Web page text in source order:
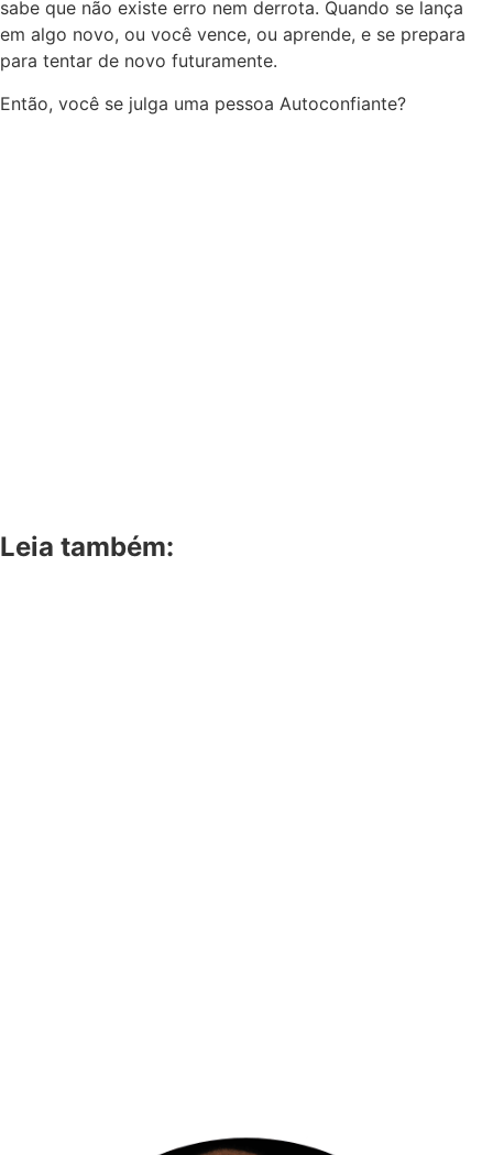
sabe que não existe erro nem derrota. Quando se lança
em algo novo, ou você vence, ou aprende, e se prepara
para tentar de novo futuramente.
Então, você se julga uma pessoa Autoconfiante?
Leia também: